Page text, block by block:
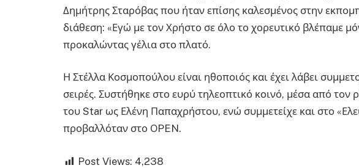
Δημήτρης Σταρόβας που ήταν επίσης καλεσμένος στην
διάθεση: «Εγώ με τον Χρήστο σε όλο το χορευτικό βλέπαμε
προκαλώντας γέλια στο πλατό.
Η Στέλλα Κοσμοπούλου είναι ηθοποιός και έχει λάβει
σειρές. Συστήθηκε στο ευρύ τηλεοπτικό κοινό, μέσα από τον
του Star ως Ελένη Παπαχρήστου, ενώ συμμετείχε και στο
προβαλλόταν στο OPEN.
Post Views: 4,238